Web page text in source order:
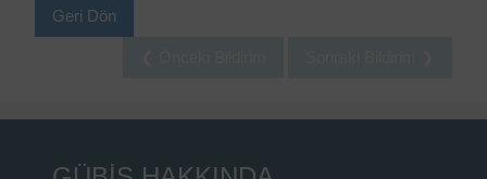
Geri Dön